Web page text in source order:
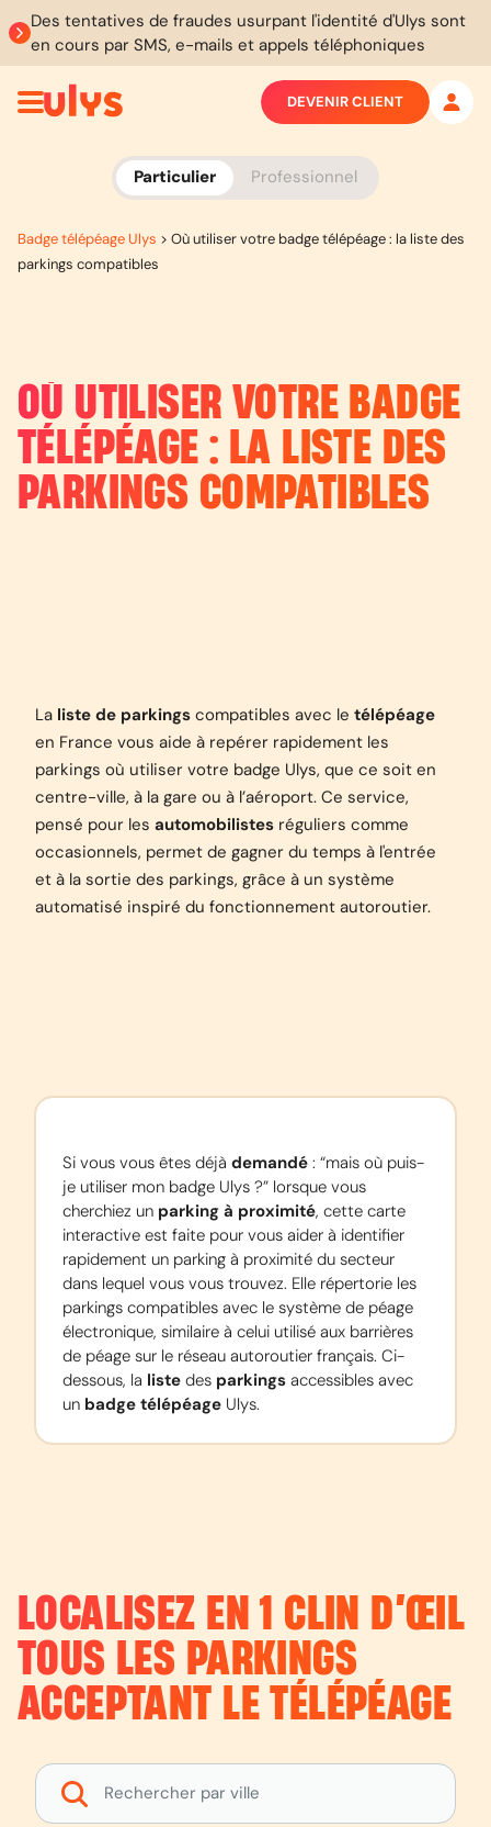
Des tentatives de fraudes usurpant l'identité d'Ulys sont
en cours par SMS, e-mails et appels téléphoniques
Particulier Professionnel
DEVENIR CLIENT
Badge télépéage Ulys > Où utiliser votre badge télépéage : la liste des
parkings compatibles
OÙ UTILISER VOTRE BADGE
TÉLÉPÉAGE : LA LISTE DES
PARKINGS COMPATIBLES
La liste de parkings compatibles avec le télépéage
en France vous aide à repérer rapidement les
parkings où utiliser votre badge Ulys, que ce soit en
centre-ville, à la gare ou à l’aéroport. Ce service,
pensé pour les automobilistes réguliers comme
occasionnels, permet de gagner du temps à l'entrée
et à la sortie des parkings, grâce à un système
automatisé inspiré du fonctionnement autoroutier.
Si vous vous êtes déjà demandé : “mais où puis-
je utiliser mon badge Ulys ?” lorsque vous
cherchiez un parking à proximité, cette carte
interactive est faite pour vous aider à identifier
rapidement un parking à proximité du secteur
dans lequel vous vous trouvez. Elle répertorie les
parkings compatibles avec le système de péage
électronique, similaire à celui utilisé aux barrières
de péage sur le réseau autoroutier français. Ci-
dessous, la liste des parkings accessibles avec
un badge télépéage Ulys.
LOCALISEZ EN 1 CLIN D’ŒIL
TOUS LES PARKINGS
ACCEPTANT LE TÉLÉPÉAGE